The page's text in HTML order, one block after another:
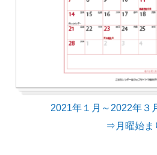
2021年１月～2022年
⇒月曜始ま